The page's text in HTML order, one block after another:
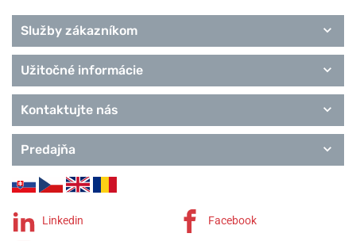
Služby zákazníkom
Užitočné informácie
Kontaktujte nás
Predajňa
Linkedin Facebook